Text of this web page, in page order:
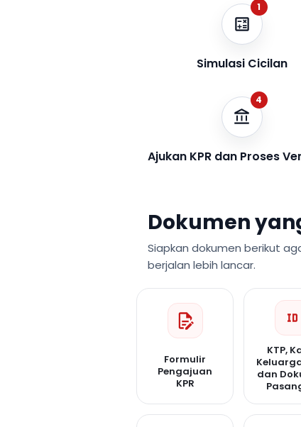
1
Simulasi Cicilan
4
Ajukan KPR dan Proses
Dokumen
Siapkan dokumen berikut
berjalan lebih lancar.
Formulir
Pengajuan
KPR
KTP,
dan